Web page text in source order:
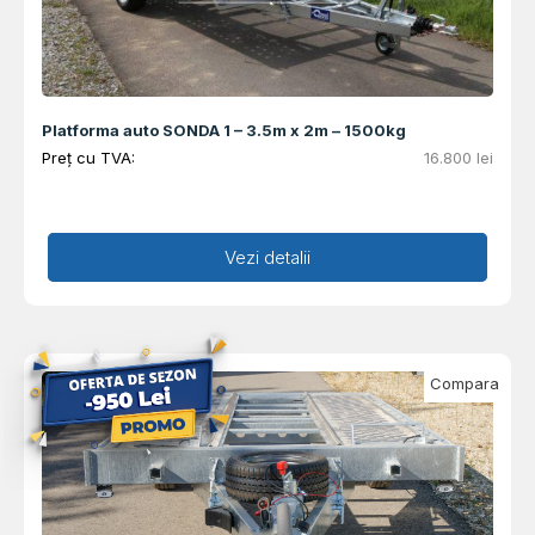
Platforma auto SONDA 1 – 3.5m x 2m – 1500kg
Preț cu TVA:
16.800 lei
Adaugă în coș
Vezi detalii
Compara